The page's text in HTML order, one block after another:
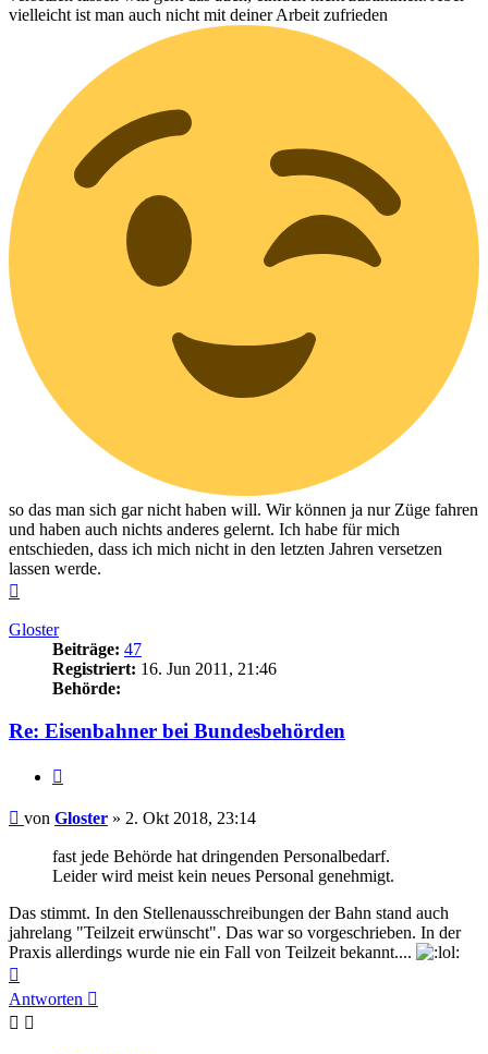
vielleicht ist man auch nicht mit deiner Arbeit zufrieden
so das man sich gar nicht haben will. Wir können ja nur Züge fahren
und haben auch nichts anderes gelernt. Ich habe für mich
entschieden, dass ich mich nicht in den letzten Jahren versetzen
lassen werde.
Gloster
Beiträge: 47
Registriert: 16. Jun 2011, 21:46
Behörde:
Re: Eisenbahner bei Bundesbehörden
Beitrag
von Gloster » 2. Okt 2018, 23:14
fast jede Behörde hat dringenden Personalbedarf.
Leider wird meist kein neues Personal genehmigt.
Das stimmt. In den Stellenausschreibungen der Bahn stand auch
jahrelang "Teilzeit erwünscht". Das war so vorgeschrieben. In der
Praxis allerdings wurde nie ein Fall von Teilzeit bekannt....
oben
Antworten